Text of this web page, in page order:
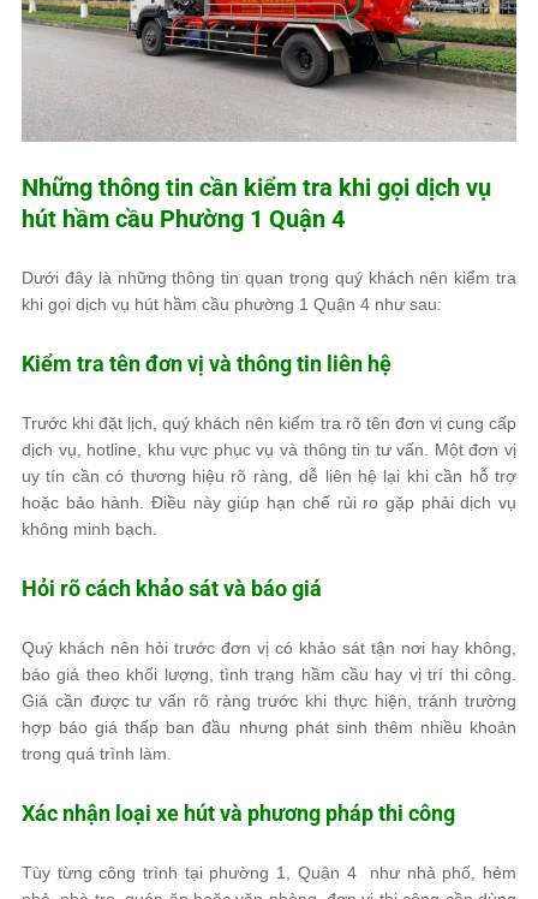
Những thông tin cần kiểm tra khi gọi dịch vụ
hút hầm cầu Phường 1 Quận 4
Dưới đây là những thông tin quan trọng quý khách nên kiểm tra
khi gọi dịch vụ hút hầm cầu phường 1 Quận 4 như sau:
Kiểm tra tên đơn vị và thông tin liên hệ
Trước khi đặt lịch, quý khách nên kiểm tra rõ tên đơn vị cung cấp
dịch vụ, hotline, khu vực phục vụ và thông tin tư vấn. Một đơn vị
uy tín cần có thương hiệu rõ ràng, dễ liên hệ lại khi cần hỗ trợ
hoặc bảo hành. Điều này giúp hạn chế rủi ro gặp phải dịch vụ
không minh bạch.
Hỏi rõ cách khảo sát và báo giá
Quý khách nên hỏi trước đơn vị có khảo sát tận nơi hay không,
báo giá theo khối lượng, tình trạng hầm cầu hay vị trí thi công.
Giá cần được tư vấn rõ ràng trước khi thực hiện, tránh trường
hợp báo giá thấp ban đầu nhưng phát sinh thêm nhiều khoản
trong quá trình làm.
Xác nhận loại xe hút và phương pháp thi công
Tùy từng công trình tại phường 1, Quận 4 như nhà phố, hẻm